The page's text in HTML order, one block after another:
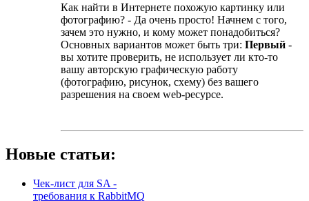
Как найти в Интернете похожую картинку или
фотографию? - Да очень просто! Начнем с того,
зачем это нужно, и кому может понадобиться?
Основных вариантов может быть три: Первый -
вы хотите проверить, не использует ли кто-то
вашу авторскую графическую работу
(фотографию, рисунок, схему) без вашего
разрешения на своем web-ресурсе.
Новые статьи:
Чек-лист для SA -
требования к RabbitMQ